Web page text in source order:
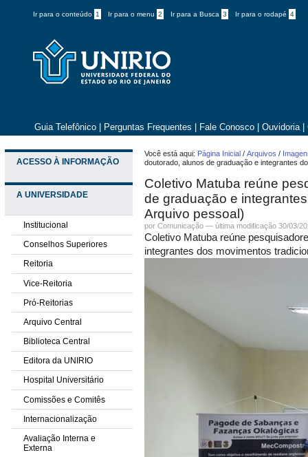
Ir para o conteúdo 1 Ir para o menu 2 Ir para a Busca 3 Ir para o rodapé 4
Guia Telefônico Perguntas Frequentes Fale Conosco Ouvidoria
ACESSO À INFORMAÇÃO
A UNIVERSIDADE
Institucional
Conselhos Superiores
Reitoria
Vice-Reitoria
Pró-Reitorias
Arquivo Central
Biblioteca Central
Editora da UNIRIO
Hospital Universitário
Comissões e Comitês
Internacionalização
Avaliação Interna e
Externa
Você está aqui: Página Inicial /Arquivos /
doutorado, alunos de graduação e integrantes
Coletivo Matuba reúne
de graduação e
Arquivo pessoal)
porComunicação —última modificação 30/03/
Coletivo Matuba reúne
integrantes dos movimentos